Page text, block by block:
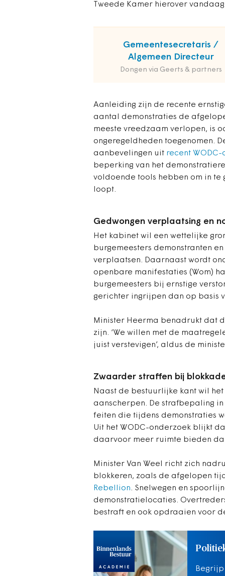
Tweede Kamer hierover
Gemeentesecretaris /
Algemeen Directeur
Dongen via Geerts & partners
Aanleiding zijn de recente
aantal demonstraties de
meeste vreedzaam verlopen, is
ongeregeldheden toegenomen.
aanbevelingen uit recent
beperking van het
voldoende tools hebben om in te
loopt.
Gedwongen verplaatsing en
Het kabinet wil een wettelijke
burgemeesters demonstranten
verplaatsen. Daarnaast wordt
openbare manifestaties (Wom)
burgemeesters bij ernstige
gerichter ingrijpen dan op basis
Minister Heerma benadrukt dat
zijn. ‘We willen met de
juist verstevigen’, aldus de
Zwaarder straffen bij
Naast de bestuurlijke kant wil
aanscherpen. De strafbepaling
feiten die tijdens demonstraties
Uit het WODC-onderzoek blijkt
daarvoor meer ruimte bieden
Minister Van Weel richt zich
blokkeren, zoals de afgelopen
Rebellion. Snelwegen en
demonstratielocaties.
bestraft en ook opdraaien voor